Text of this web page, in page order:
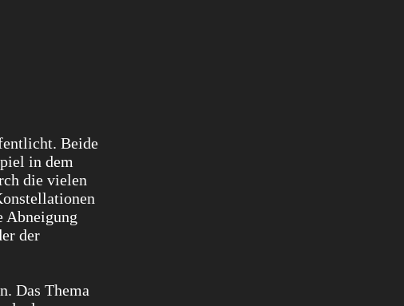
Beide
in dem
die vielen
Abneigung
der
Das Thema